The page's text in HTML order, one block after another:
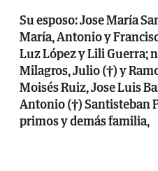
Su esposo: Jose María
María, Antonio y
Luz López y Lili Guerra;
Milagros, Julio (†) y
Moisés Ruiz, Jose Luis
Antonio (†) Santisteban
primos y demás familia,